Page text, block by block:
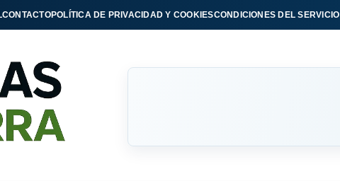
CONTACTOPOLÍTICA DE PRIVACIDAD Y COOKIESCONDICIONES DEL SERVICIO